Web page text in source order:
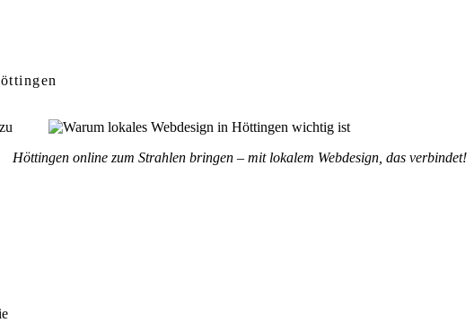
zu
Höttingen online zum Strahlen bringen – mit lokalem Webdesign, das verbindet!